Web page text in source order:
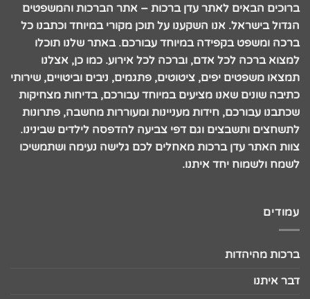
ברוכים הבאים לאתר עדן ברכות – אתר הברכות והמשפטים
הגדול בישראל. אנו השקענו על תוכן מקורי במיוחד וכתבנו כל
ברכה ומשפט בקפידה במיוחד עבורכם. באתר שלנו תוכלו
למצוא ברכה לכל אדם, וברכה לכל אירוע. כמו כן, אצלנו
תמצאו משפטים יפים, ציטוטים, פתגמים, ניבים וביטויים, שירותי
כתיבה שונים שאנו מציעים במיוחד עבורכם, בדיחות מצחיקות
שכתבנו עבורכם, חידות מעניינות ומעוררות מחשבה, פתרונות
לתשחצים ותשבצים וגם דפי צביעה להדפסה לילדים שבינינו.
צוות האתר עדן ברכות מאחלים לכם גלישה נעימה ושתמשיכו
לשמח ולשמוח יחד איתנו.
עמודים
ברכות מהיהדות
דבר איתנו